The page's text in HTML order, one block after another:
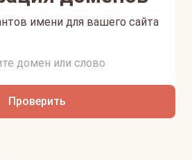
имени для вашего сайта
Проверить